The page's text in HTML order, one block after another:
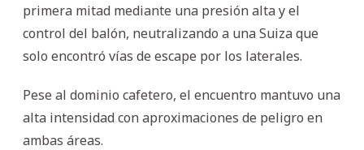
primera mitad mediante una presión alta y el
control del balón, neutralizando a una Suiza que
solo encontró vías de escape por los laterales.
Pese al dominio cafetero, el encuentro mantuvo una
alta intensidad con aproximaciones de peligro en
ambas áreas.